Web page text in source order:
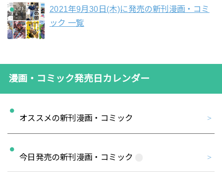
2021年9月30日(木)に発売の新刊漫画・コミ
ック 一覧
漫画・コミック発売日カレンダー
オススメの新刊漫画・コミック
今日発売の新刊漫画・コミック